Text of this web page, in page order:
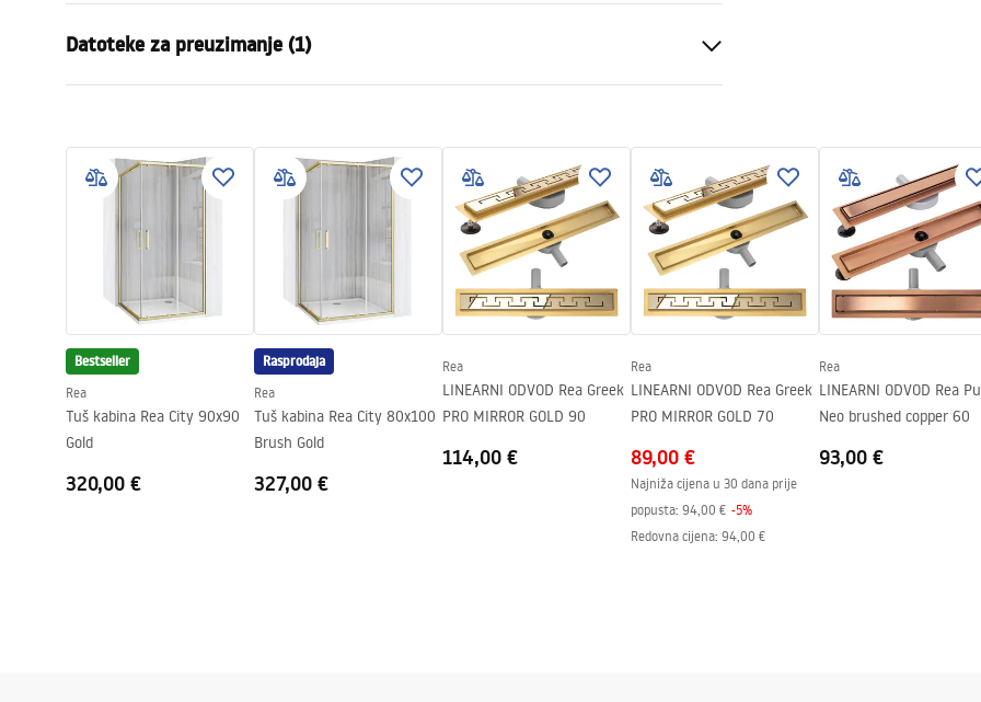
Tip sifona
Duljina kanalice (cm)
100
Vrsta rešetke
Obostrana 2u1
Max. protok vode
Jamstvo
120 mjeseci čelična konstrukcija, 24 mjeseca
Datoteke za preuzimanje (1)
LINEAR-3.pdf
Bestseller
Rea
Tuš kabina Rea City 90x90
Gold
320,00 €
Rasprodaja
Rea
Tuš kabina Rea City 80x100
Brush Gold
327,00 €
Rea
LINEARNI ODVOD Rea Greek
PRO MIRROR GOLD 90
114,00 €
Rea
LINEARNI ODVOD Rea Greek
PRO MIRROR GOLD 70
89,00 €
Najniža cijena u 30 dana prije
popusta: 94,00 € -5%
Redovna cijena: 94,00 €
Rea
LINEARNI ODVOD Rea
Neo brushed copper 60
93,00 €